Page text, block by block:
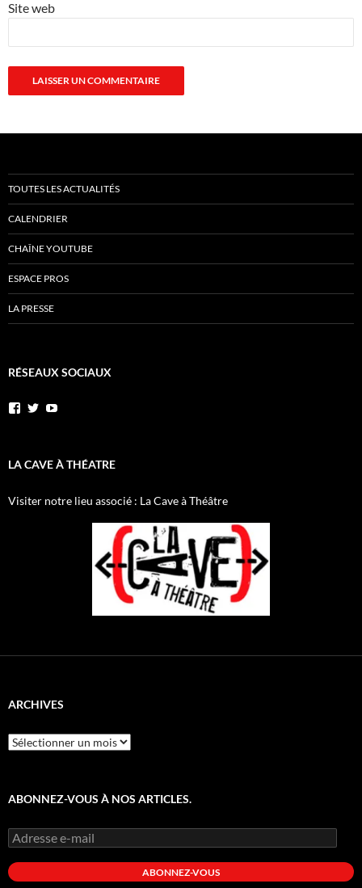
Site web
TOUTES LES ACTUALITÉS
CALENDRIER
CHAÎNE YOUTUBE
ESPACE PROS
LA PRESSE
RÉSEAUX SOCIAUX
Voir
AnnibalEtSesElephants
sur
Voir
annibal_lacave
sur
LA CAVE À THÉATRE
Visiter notre lieu associé : La Cave à Théâtre
ARCHIVES
Archives
ABONNEZ-VOUS À NOS ARTICLES.
Adresse
e-
mail
ABONNEZ-VOUS